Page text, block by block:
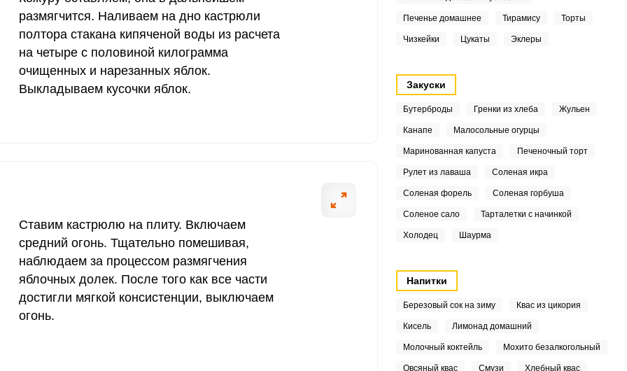
400 мг 1.2
0.9
500 мг 0.5
150 мкг 0.6
70 мкг 0.5
размягчится. Наливаем на дно кастрюли
полтора стакана кипяченой воды из расчета
на четыре с половиной килограмма
очищенных и нарезанных яблок.
Выкладываем кусочки яблок.
Ставим кастрюлю на плиту. Включаем
средний огонь. Тщательно помешивая,
наблюдаем за процессом размягчения
яблочных долек. После того как все части
достигли мягкой консистенции, выключаем
огонь.
Печенье домашнее Тирамису Торты
Чизкейки Цукаты Эклеры
Закуски
Бутерброды Гренки из хлеба Жульен
Канапе Малосольные огурцы
Маринованная капуста Печеночный торт
Рулет из лаваша Соленая икра
Соленая форель Соленая горбуша
Соленое сало Тарталетки с начинкой
Холодец Шаурма
Напитки
Березовый сок на зиму Квас из цикория
Кисель Лимонад домашний
Молочный коктейль Мохито безалкогольный
Овсяный квас Смузи Хлебный квас
или
Собираем яблоки с дерева или же покупаем в магазине. Яблоки из
из-за отсутствия химической обработки. Тщательно моем и очищаем
килограмма